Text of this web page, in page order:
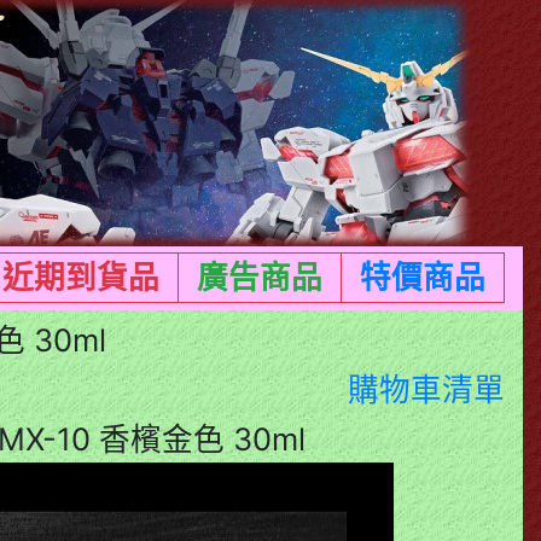
近期到貨品 廣告商品
特價商品
30ml
購物車清單
10 香檳金色 30ml